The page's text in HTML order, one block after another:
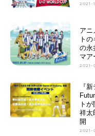
2021-
アニ
ト
の永
マア
2021-
『
ト
祥太
開
2021-